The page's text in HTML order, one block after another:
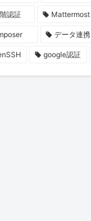
認証 Mattermost
データ連携
google認証